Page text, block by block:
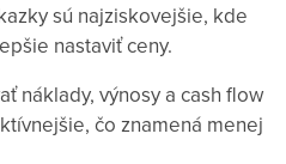
sú najziskovejšie, kde
nastaviť ceny.
náklady, výnosy a cash flow
čo znamená menej